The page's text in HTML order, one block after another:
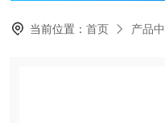
当前位置：首页 产品